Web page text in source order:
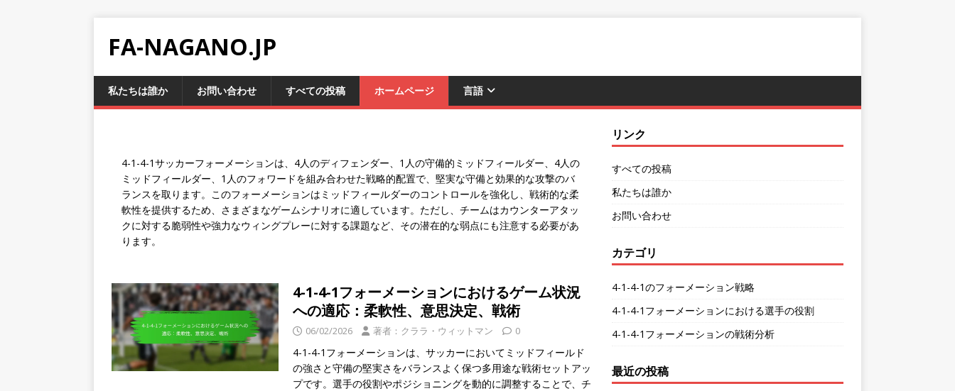
FA-NAGANO.JP
私たちは誰か お問い合わせ すべての投稿 ホームページ 言語
4-1-4-1サッカーフォーメーションは、4人のディフェンダー、1人の守備的ミッドフィールダー、4人の
ミッドフィールダー、1人のフォワードを組み合わせた戦略的配置で、堅実な守備と効果的な攻撃のバ
ランスを取ります。このフォーメーションはミッドフィールダーのコントロールを強化し、戦術的な柔
軟性を提供するため、さまざまなゲームシナリオに適しています。ただし、チームはカウンターアタッ
クに対する脆弱性や強力なウィングプレーに対する課題など、その潜在的な弱点にも注意する必要があ
ります。
4-1-4-1フォーメーションにおけるゲーム状況
への適応：柔軟性、意思決定、戦術
06/02/2026 著者：クララ・ウィットマン 0
4-1-4-1フォーメーションは、サッカーにおいてミッドフィールド
の強さと守備の堅実さをバランスよく保つ多用途な戦術セットアッ
プです。選手の役割やポジショニングを動的に調整することで、チ
リンク
すべての投稿
私たちは誰か
お問い合わせ
カテゴリ
4-1-4-1のフォーメーション戦略
4-1-4-1フォーメーションにおける選手の役割
4-1-4-1フォーメーションの戦術分析
最近の投稿